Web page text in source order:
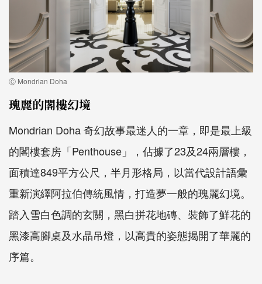
Ⓒ Mondrian Doha
瑰麗的閣樓幻境
Mondrian Doha 奇幻故事最迷人的一章，即是最上級
的閣樓套房「Penthouse」，佔據了23及24兩層樓，
面積達849平方公尺，半月形格局，以當代設計語彙
重新演繹阿拉伯傳統風情，打造夢一般的瑰麗幻境。
踏入雪白色調的玄關，黑白拼花地磚、裝飾了鮮花的
黑漆高腳桌及水晶吊燈，以高貴的姿態揭開了華麗的
序篇。